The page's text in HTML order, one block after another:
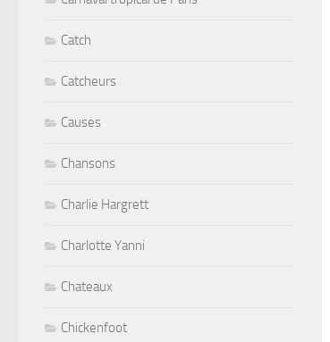
Catch
Catcheurs
Causes
Chansons
Charlie Hargrett
Charlotte Yanni
Chateaux
Chickenfoot